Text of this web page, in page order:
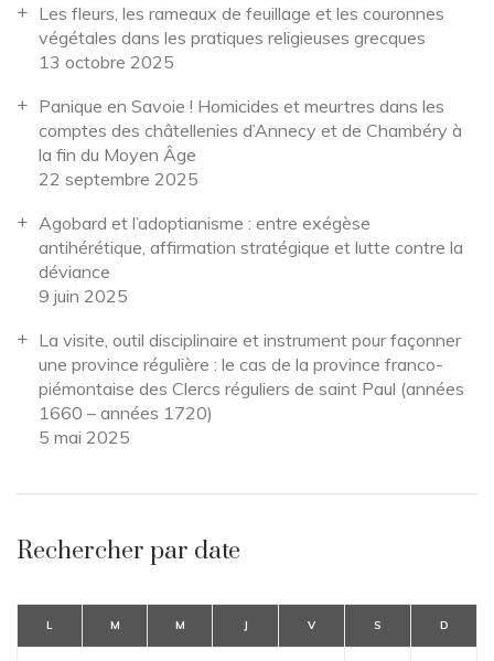
Les fleurs, les rameaux de feuillage et les couronnes
végétales dans les pratiques religieuses grecques
13 octobre 2025
Panique en Savoie ! Homicides et meurtres dans les
comptes des châtellenies d’Annecy et de Chambéry à
la fin du Moyen Âge
22 septembre 2025
Agobard et l’adoptianisme : entre exégèse
antihérétique, affirmation stratégique et lutte contre la
déviance
9 juin 2025
La visite, outil disciplinaire et instrument pour façonner
une province régulière : le cas de la province franco-
piémontaise des Clercs réguliers de saint Paul (années
1660 – années 1720)
5 mai 2025
Rechercher par date
L M M J V S D